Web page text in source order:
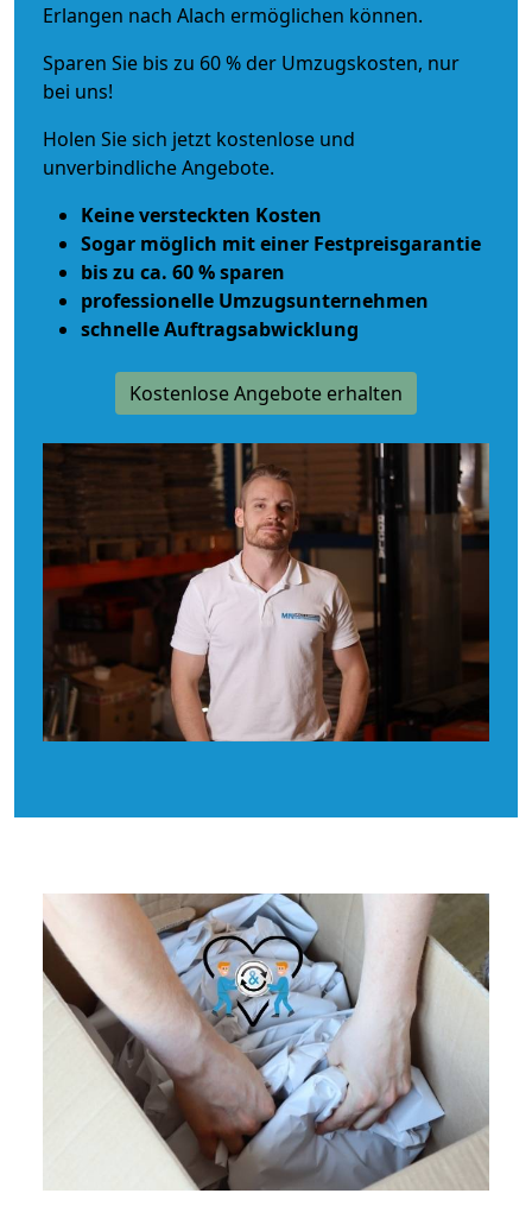
Erlangen nach Alach ermöglichen können.
Sparen Sie bis zu 60 % der Umzugskosten, nur
bei uns!
Holen Sie sich jetzt kostenlose und
unverbindliche Angebote.
Keine versteckten Kosten
Sogar möglich mit einer Festpreisgarantie
bis zu ca. 60 % sparen
professionelle Umzugsunternehmen
schnelle Auftragsabwicklung
Kostenlose Angebote erhalten